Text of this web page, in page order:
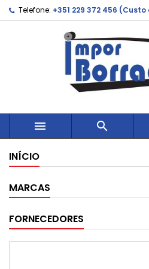
Telefone: +351 229 372 456
 
INÍCIO
MARCAS
FORNECEDORES